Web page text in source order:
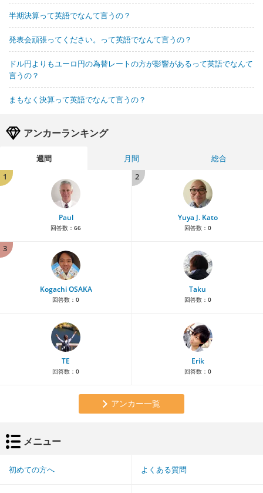
半期決算って英語でなんて言うの？
発表会頑張ってください。って英語でなんて言うの？
ドル円よりもユーロ円の為替レートの方が影響があるって英語でなんて
言うの？
まもなく決算って英語でなんて言うの？
アンカーランキング
週間 月間
総合
1
Paul
回答数： 66
2
Yuya J. Kato
回答数： 0
3
Kogachi OSAKA
回答数： 0
Taku
回答数： 0
TE
回答数： 0
Erik
回答数： 0
アンカー一覧
メニュー
初めての方へ よくある質問